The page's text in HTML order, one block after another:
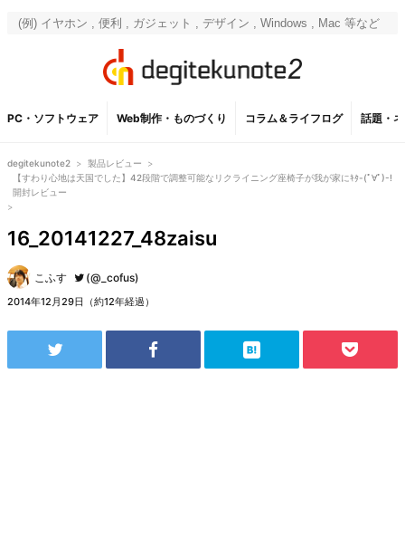
PC・ソフトウェア Web制作・ものづくり コラム＆ライフログ 話題・
degitekunote2 > 製品レビュー
>
【すわり心地は天国でした】42段階で調整可能なリクライニング座椅子が我が家にｷﾀ-(ﾟ∀ﾟ)-!
開封レビュー
>
16_20141227_48zaisu
こふす (@_cofus)
2014年12月29日（約12年経過）